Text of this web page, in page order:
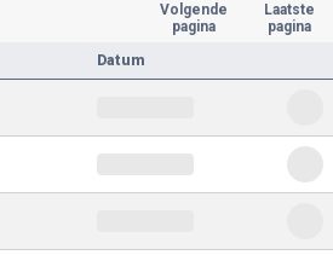
Volgende
pagina
Laatste
pagina
Datum